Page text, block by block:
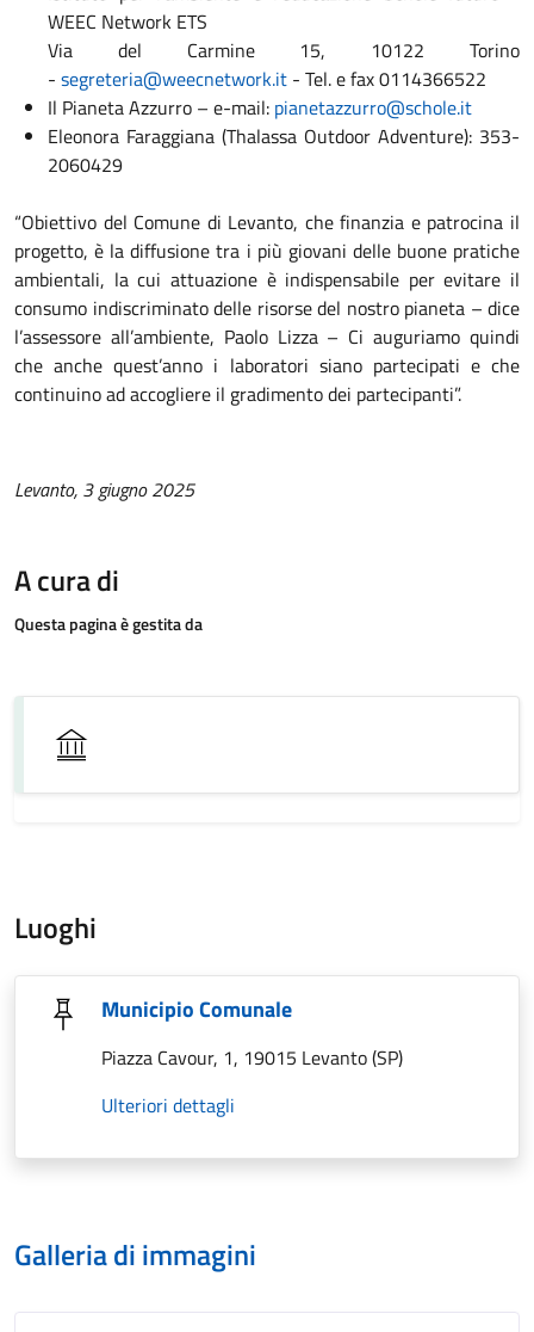
WEEC Network ETS
Via del Carmine 15, 10122 Torino
- segreteria@weecnetwork.it - Tel. e fax 0114366522
Il Pianeta Azzurro – e-mail: pianetazzurro@schole.it
Eleonora Faraggiana (Thalassa Outdoor Adventure): 353-
2060429
“Obiettivo del Comune di Levanto, che finanzia e patrocina il
progetto, è la diffusione tra i più giovani delle buone pratiche
ambientali, la cui attuazione è indispensabile per evitare il
consumo indiscriminato delle risorse del nostro pianeta – dice
l’assessore all’ambiente, Paolo Lizza – Ci auguriamo quindi
che anche quest’anno i laboratori siano partecipati e che
continuino ad accogliere il gradimento dei partecipanti”.
Levanto, 3 giugno 2025
A cura di
Questa pagina è gestita da
Luoghi
Municipio Comunale
Piazza Cavour, 1, 19015 Levanto (SP)
Ulteriori dettagli
Galleria di immagini